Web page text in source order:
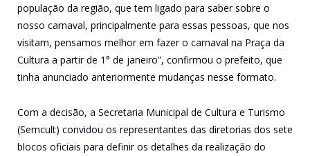
população da região, que tem ligado para saber sobre o
nosso carnaval, principalmente para essas pessoas, que nos
visitam, pensamos melhor em fazer o carnaval na Praça da
Cultura a partir de 1° de janeiro”, confirmou o prefeito, que
tinha anunciado anteriormente mudanças nesse formato.
Com a decisão, a Secretaria Municipal de Cultura e Turismo
(Semcult) convidou os representantes das diretorias dos sete
blocos oficiais para definir os detalhes da realização do